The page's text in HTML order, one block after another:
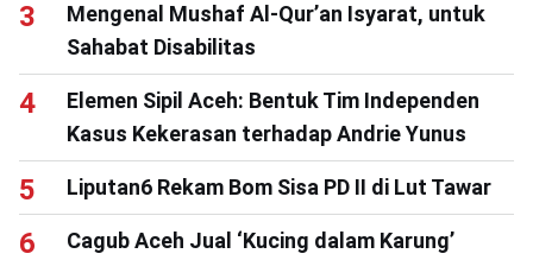
Mengenal Mushaf Al-Qur’an Isyarat, untuk
Sahabat Disabilitas
Elemen Sipil Aceh: Bentuk Tim Independen
Kasus Kekerasan terhadap Andrie Yunus
Liputan6 Rekam Bom Sisa PD II di Lut Tawar
Cagub Aceh Jual ‘Kucing dalam Karung’